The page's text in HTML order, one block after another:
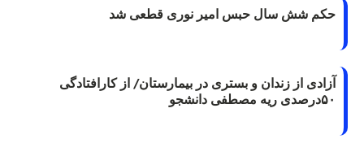
حکم شش سال حبس امیر نوری قطعی شد
آزادی از زندان و بستری در بیمارستان/ از کارافتادگی
۵۰درصدی ریه مصطفی دانشجو